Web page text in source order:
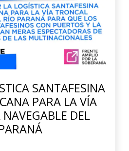
SANTAFESINA
PARA LA VÍA
DEL